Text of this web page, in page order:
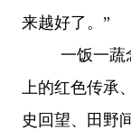
来越好了。”
一饭一蔬
上的红色传承
史回望、田野